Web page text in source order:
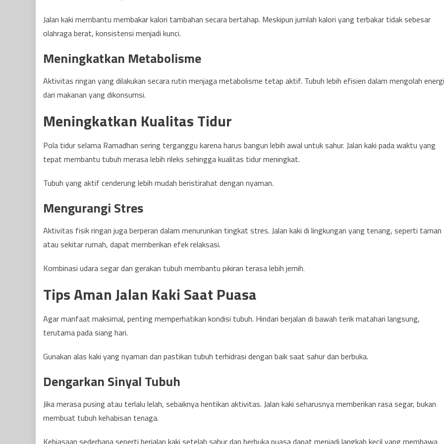
Jalan kaki membantu membakar kalori tambahan secara bertahap. Meskipun jumlah kalori yang terbakar tidak sebesar
olahraga berat, konsistensi menjadi kunci.
Meningkatkan Metabolisme
Aktivitas ringan yang dilakukan secara rutin menjaga metabolisme tetap aktif. Tubuh lebih efisien dalam mengolah energi
dari makanan yang dikonsumsi.
Meningkatkan Kualitas Tidur
Pola tidur selama Ramadhan sering terganggu karena harus bangun lebih awal untuk sahur. Jalan kaki pada waktu yang
tepat membantu tubuh merasa lebih rileks sehingga kualitas tidur meningkat.
Tubuh yang aktif cenderung lebih mudah beristirahat dengan nyaman.
Mengurangi Stres
Aktivitas fisik ringan juga berperan dalam menurunkan tingkat stres. Jalan kaki di lingkungan yang tenang, seperti taman
atau sekitar rumah, dapat memberikan efek relaksasi.
Kombinasi udara segar dan gerakan tubuh membantu pikiran terasa lebih jernih.
Tips Aman Jalan Kaki Saat Puasa
Agar manfaat maksimal, penting memperhatikan kondisi tubuh. Hindari berjalan di bawah terik matahari langsung,
terutama pada siang hari.
Gunakan alas kaki yang nyaman dan pastikan tubuh terhidrasi dengan baik saat sahur dan berbuka.
Dengarkan Sinyal Tubuh
Jika merasa pusing atau terlalu lelah, sebaiknya hentikan aktivitas. Jalan kaki seharusnya memberikan rasa segar, bukan
membuat tubuh kehabisan tenaga.
Kebiasaan sederhana seperti berjalan kaki setelah sahur dan berbuka puasa dapat menjadi langkah kecil yang membawa